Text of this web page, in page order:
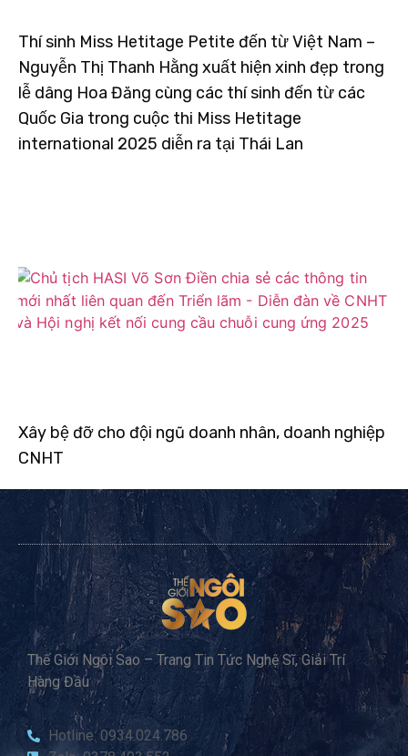
Thí sinh Miss Hetitage Petite đến từ Việt Nam –
Nguyễn Thị Thanh Hằng xuất hiện xinh đẹp trong
lễ dâng Hoa Đăng cùng các thí sinh đến từ các
Quốc Gia trong cuộc thi Miss Hetitage
international 2025 diễn ra tại Thái Lan
Xây bệ đỡ cho đội ngũ doanh nhân, doanh nghiệp
CNHT
Thế Giới Ngôi Sao – Trang Tin Tức Nghệ Sĩ, Giải Trí
Hàng Đầu
Hotline: 0934.024.786